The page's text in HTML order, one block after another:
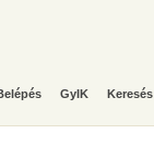
GyIK Keresés